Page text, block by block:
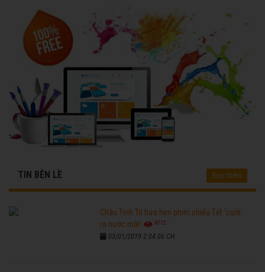
TIN BÊN LỀ Đọc thêm
Châu Tinh Trì hứa hẹn phim chiếu Tết 'cười
ra nước mắt'
6772
03/01/2019 2:04:06 CH